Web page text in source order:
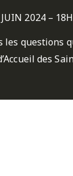
2024 – 18H
les questions
des